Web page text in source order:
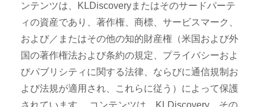
ンテンツは、KLDiscoveryまたはそのサードパーテ
ィの資産であり、著作権、商標、サービスマーク、
および／またはその他の知的財産権（米国および外
国の著作権法および条約の規定、プライバシーおよ
びパブリシティに関する法律、ならびに通信規制お
よび法規が適用され、これらに従う）によって保護